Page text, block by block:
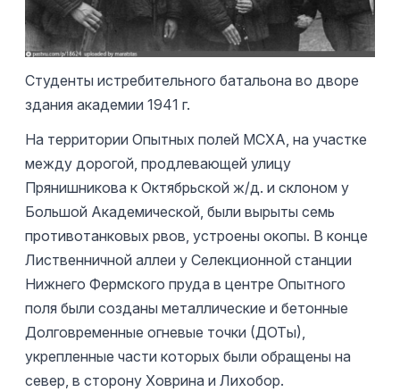
Студенты истребительного батальона во дворе
здания академии 1941 г.
На территории Опытных полей МСХА, на участке
между дорогой, продлевающей улицу
Прянишникова к Октябрьской ж/д. и склоном у
Большой Академической, были вырыты семь
противотанковых рвов, устроены окопы. В конце
Лиственничной аллеи у Селекционной станции
Нижнего Фермского пруда в центре Опытного
поля были созданы металлические и бетонные
Долговременные огневые точки (ДОТы),
укрепленные части которых были обращены на
север, в сторону Ховрина и Лихобор.